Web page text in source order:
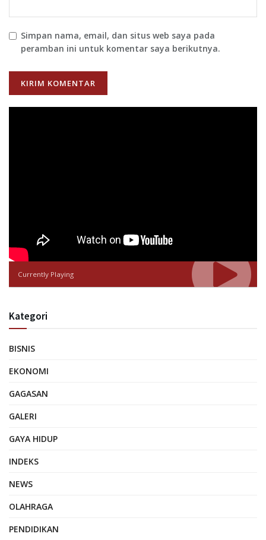
Simpan nama, email, dan situs web saya pada
peramban ini untuk komentar saya berikutnya.
Currently Playing
Kategori
BISNIS
EKONOMI
GAGASAN
GALERI
GAYA HIDUP
INDEKS
NEWS
OLAHRAGA
PENDIDIKAN